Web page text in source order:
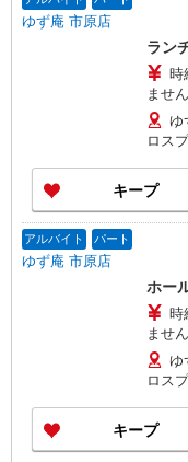
ゆず庵 市原店
ラン
時
ません
ゆ
ロス
キープ
アルバイト パート
ゆず庵 市原店
ホー
時
ません
ゆ
ロス
キープ